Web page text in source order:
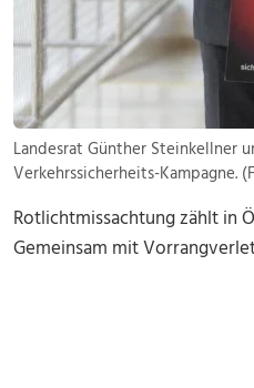
Landesrat Günther Steinkellner
Verkehrssicherheits-Kampagne.
Rotlichtmissachtung zählt in
Gemeinsam mit